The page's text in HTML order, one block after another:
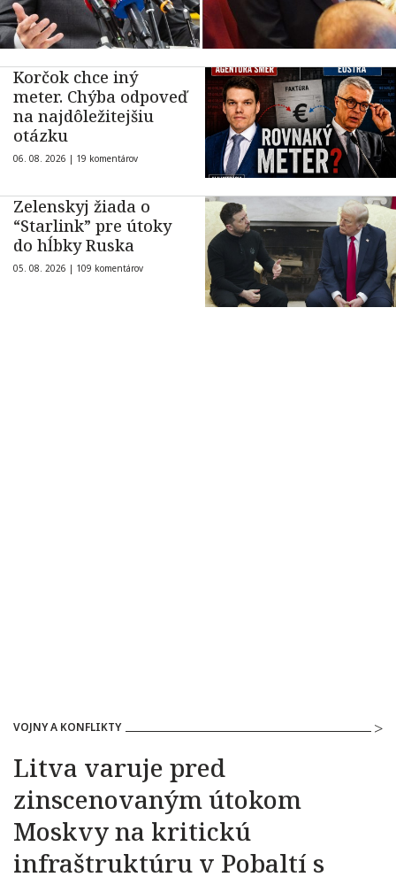
Korčok chce iný
meter. Chýba odpoveď
na najdôležitejšiu
otázku
06. 08. 2026 | 19 komentárov
Zelenskyj žiada o
“Starlink” pre útoky
do hĺbky Ruska
05. 08. 2026 | 109 komentárov
VOJNY A KONFLIKTY
Litva varuje pred
zinscenovaným útokom
Moskvy na kritickú
infraštruktúru v Pobaltí s